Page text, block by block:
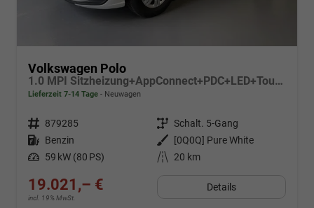
Volkswagen Polo
1.0 MPI Sitzheizung+AppConnect+PDC+LED+Touch+Lichtsensor+MultiLenkrad
Lieferzeit 7-14 Tage Neuwagen
Fahrzeugnr. 879285 Getriebe Schalt. 5-Gang
Kraftstoff Benzin Außenfarbe
[0Q0Q] Pure White
Leistung 59 kW (80 PS) Kilometerstand 20 km
19.021,– €
incl. 19% MwSt.
Details